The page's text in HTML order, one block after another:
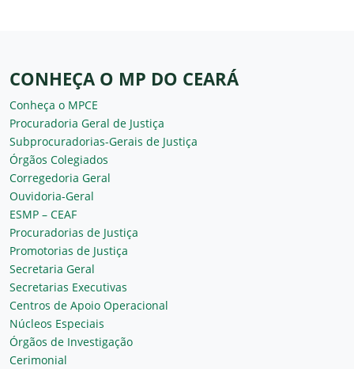
CONHEÇA O MP DO CEARÁ
Conheça o MPCE
Procuradoria Geral de Justiça
Subprocuradorias-Gerais de Justiça
Órgãos Colegiados
Corregedoria Geral
Ouvidoria-Geral
ESMP – CEAF
Procuradorias de Justiça
Promotorias de Justiça
Secretaria Geral
Secretarias Executivas
Centros de Apoio Operacional
Núcleos Especiais
Órgãos de Investigação
Cerimonial